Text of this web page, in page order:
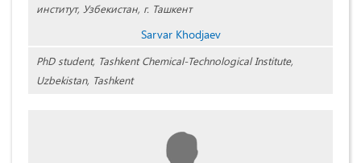
институт, Узбекистан, г. Ташкент
Sarvar Khodjaev
PhD student, Tashkent Chemical-Technological Institute,
Uzbekistan, Tashkent